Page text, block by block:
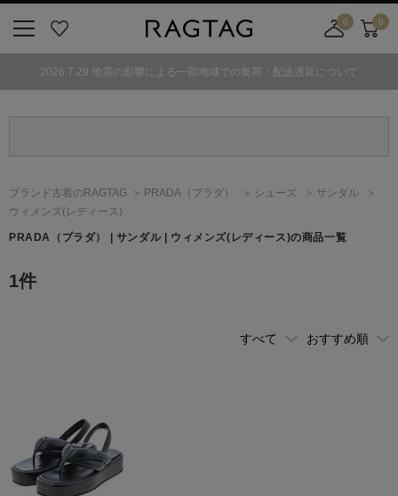
気
0
舗
カ
ト
0
2026.7.29 地震の影響による一部地域での集荷・配送遅延について
ブランド古着のRAGTAG PRADA （プラダ） シューズ
サンダル
ウィメンズ(レディース)
PRADA （プラダ） | サンダル | ウィメンズ(レディース)の商品一覧
1件